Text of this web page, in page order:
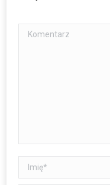
Komentarz
Imię *